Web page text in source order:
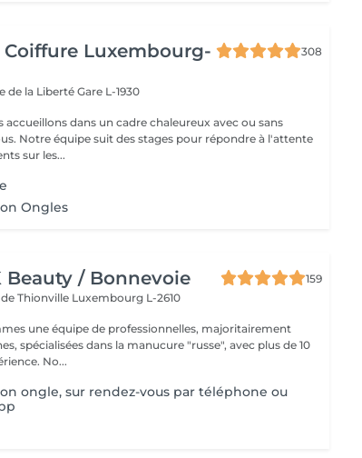
Coiffure Luxembourg-
308
de la LibertéGare L-1930
accueillons dans un cadre chaleureux avec ou sans
Notre équipe suit des stages pour répondre à l'attente
sur les...
Ongles
Beauty / Bonnevoie
159
Thionville Luxembourg L-2610
une équipe de professionnelles, majoritairement
spécialisées dans la manucure "russe", avec plus de 10
ans d'expérience. No...
ongle, sur rendez-vous par téléphone ou